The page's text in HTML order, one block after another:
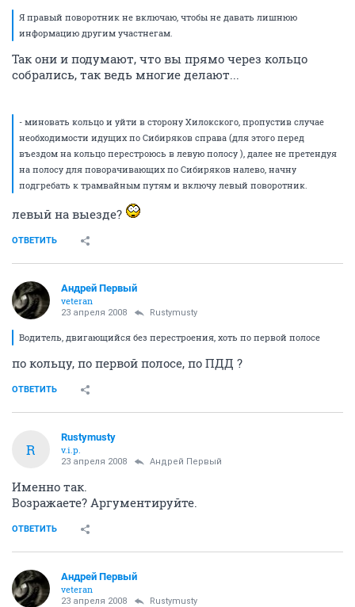
Я правый поворотник не включаю, чтобы не давать лишнюю
информацию другим участнегам.
Так они и подумают, что вы прямо через кольцо
собрались, так ведь многие делают...
- миновать кольцо и уйти в сторону Хилокского, пропустив случае
необходимости идущих по Сибиряков справа (для этого перед
въездом на кольцо перестроюсь в левую полосу ), далее не претендуя
на полосу для поворачивающих по Сибиряков налево, начну
подгребать к трамвайным путям и включу левый поворотник.
левый на выезде?
ОТВЕТИТЬ
Андрей Первый
veteran
23 апреля 2008 Rustymusty
Водитель, двигающийся без перестроения, хоть по первой полосе
по кольцу, по первой полосе, по ПДД ?
ОТВЕТИТЬ
R
Rustymusty
v.i.p.
23 апреля 2008 Андрей Первый
Именно так.
Возражаете? Аргументируйте.
ОТВЕТИТЬ
Андрей Первый
veteran
23 апреля 2008 Rustymusty